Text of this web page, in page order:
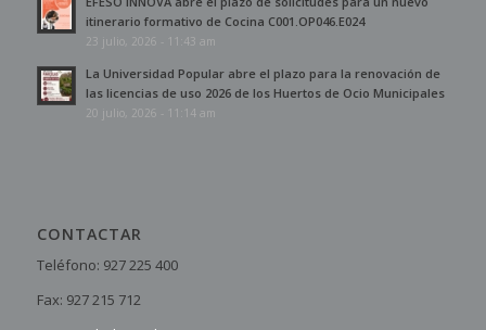
itinerario formativo de Cocina C001.OP046.E024
23 julio, 2026 - 11:43 am
La Universidad Popular abre el plazo para la renovación de
las licencias de uso 2026 de los Huertos de Ocio Municipales
20 julio, 2026 - 11:14 am
CONTACTAR
Teléfono: 927 225 400
Fax: 927 215 712